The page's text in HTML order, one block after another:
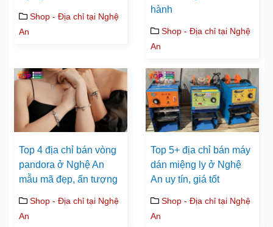
Shop - Địa chỉ tại Nghệ
An
hành
Shop - Địa chỉ tại Nghệ
An
Top 4 địa chỉ bán vòng
pandora ở Nghệ An
mẫu mã đẹp, ấn tượng
Shop - Địa chỉ tại Nghệ
An
Top 5+ địa chỉ bán máy
dán miệng ly ở Nghệ
An uy tín, giá tốt
Shop - Địa chỉ tại Nghệ
An